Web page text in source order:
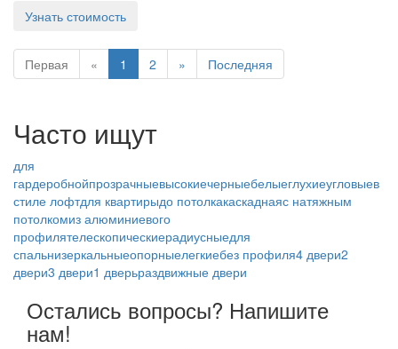
Узнать стоимость
Первая « 1 2 » Последняя
Часто ищут
для
гардеробнойпрозрачныевысокиечерныебелыеглухиеугловыев
стиле лофтдля квартирыдо потолкакаскаднаяс натяжным
потолкомиз алюминиевого
профилятелескопическиерадиусныедля
спальнизеркальныеопорныелегкиебез профиля4 двери2
двери3 двери1 дверьраздвижные двери
Остались вопросы? Напишите
нам!